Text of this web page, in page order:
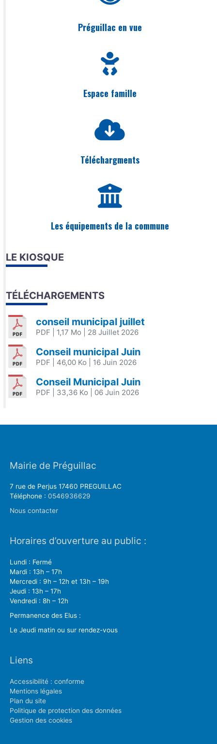
Préguillac en vue
Espace famille
Téléchargments
Les équipements de la commune
LE KIOSQUE
TÉLÉCHARGEMENTS
conseil municipal juillet
PDF | 1,17 Mo | 28 Juillet 2026
Conseil municipal Juin
PDF | 46,00 Ko | 16 Juin 2026
Conseil Municipal Juin
PDF | 33,36 Ko | 06 Juin 2026
Mairie de Préguillac
7 rue de Perjus 17460 PREGUILLAC
Téléphone : 0546936629
Nous contacter
Horaires d’ouverture au public :
Lundi : Fermé
Mardi : 13h – 17h
Mercredi : 9h – 12h et 13h – 19h
Jeudi : 13h – 17h
Vendredi : 8h – 12h
Permanence des Elus :
Le Jeudi matin ou sur rendez-vous
Liens
Accessibilité : conforme
Mentions légales
Plan du site
Politique de protection des données
Gestion des cookies